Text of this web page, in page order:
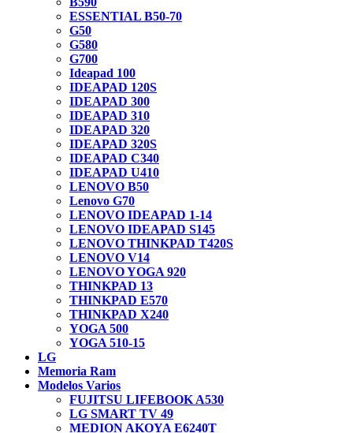
ESSENTIAL B50-70
G50
G580
G700
Ideapad 100
IDEAPAD 120S
IDEAPAD 300
IDEAPAD 310
IDEAPAD 320
IDEAPAD 320S
IDEAPAD C340
IDEAPAD U410
LENOVO B50
Lenovo G70
LENOVO IDEAPAD 1-14
LENOVO IDEAPAD S145
LENOVO THINKPAD T420S
LENOVO V14
LENOVO YOGA 920
THINKPAD 13
THINKPAD E570
THINKPAD X240
YOGA 500
YOGA 510-15
LG
Memoria Ram
Modelos Varios
FUJITSU LIFEBOOK A530
LG SMART TV 49
MEDION AKOYA E6240T